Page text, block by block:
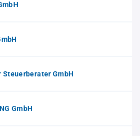
Steuerberater GmbH
GmbH